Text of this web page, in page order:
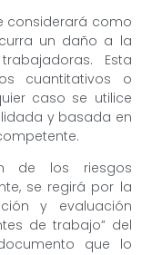
considerará como
un daño a la
Esta
cuantitativos o
caso se utilice
y basada en
de los riesgos
se regirá por la
y evaluación
de trabajo” del
que lo